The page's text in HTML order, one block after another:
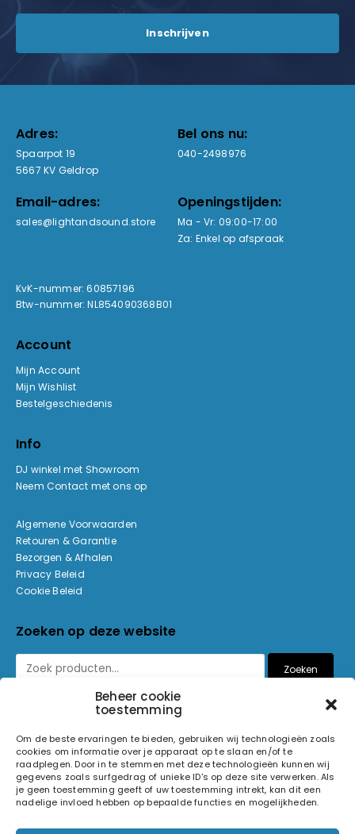
Beheer cookie
toestemming
Om de beste ervaringen te bieden, gebruiken wij technologieën zoals
cookies om informatie over je apparaat op te slaan en/of te
raadplegen. Door in te stemmen met deze technologieën kunnen wij
gegevens zoals surfgedrag of unieke ID's op deze site verwerken. Als
je geen toestemming geeft of uw toestemming intrekt, kan dit een
nadelige invloed hebben op bepaalde functies en mogelijkheden.
Adres:
Spaarpot 19
5667 KV Geldrop
Bel ons nu:
040-2498976
Email-adres:
sales@lightandsound.store
Openingstijden:
Ma - Vr: 09:00-17:00
Za: Enkel op afspraak
KvK-nummer: 60857196
Btw-nummer: NL854090368B01
Account
Mijn Account
Mijn Wishlist
Bestelgeschiedenis
Info
DJ winkel met Showroom
Neem Contact met ons op
Algemene Voorwaarden
Retouren & Garantie
Bezorgen & Afhalen
Privacy Beleid
Cookie Beleid
Zoeken op deze website
Zoeken
© 2026 Light and Sound Factory. Alle rechten voorbehouden.